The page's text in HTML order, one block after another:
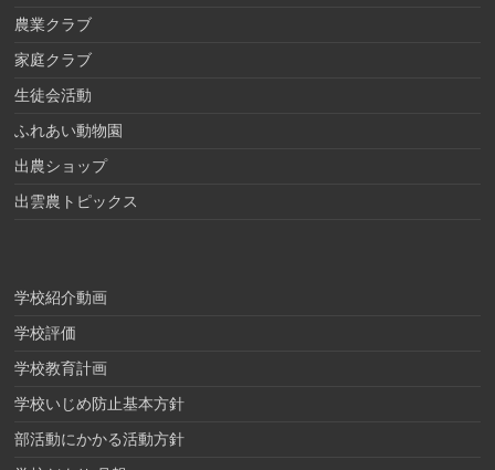
農業クラブ
家庭クラブ
生徒会活動
ふれあい動物園
出農ショップ
出雲農トピックス
学校紹介動画
学校評価
学校教育計画
学校いじめ防止基本方針
部活動にかかる活動方針